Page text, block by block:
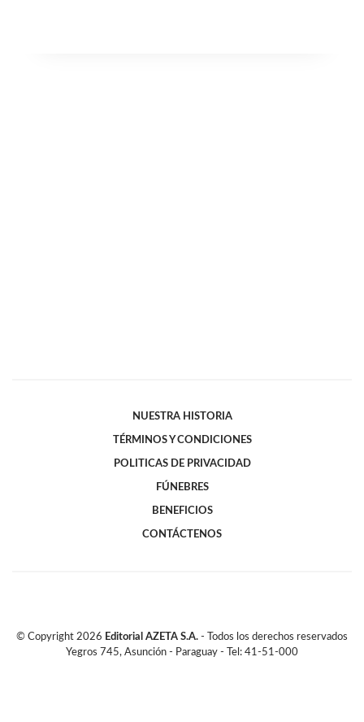
NUESTRA HISTORIA
TÉRMINOS Y CONDICIONES
POLITICAS DE PRIVACIDAD
FÚNEBRES
BENEFICIOS
CONTÁCTENOS
© Copyright 2026 Editorial AZETA S.A. - Todos los derechos reservados
Yegros 745, Asunción - Paraguay - Tel: 41-51-000